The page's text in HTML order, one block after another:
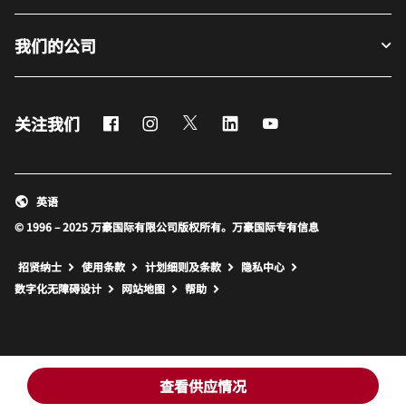
查看供应情况
我们的公司
关注我们 FacebookInstagram
Twitter LinkedIn
© 1996 – 2025 万豪国际有限公司版权所有。万豪国际专有信息
英语
招贤纳士 使用条款 计划细则及条款
隐私中心
数字化无障碍设计
网站地图 打开新窗口
帮助